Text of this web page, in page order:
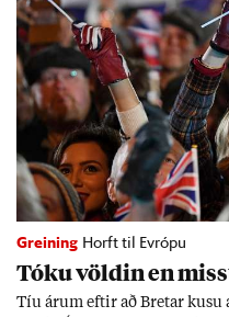
Greining Horft til Evrópu
Tóku völd­in en
Tíu ár­um eft­ir að Bret­ar kusu